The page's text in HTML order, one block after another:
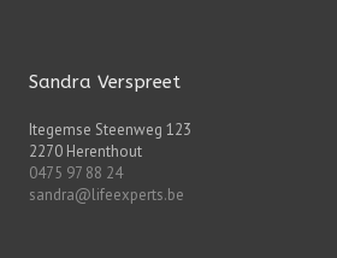
Sandra Verspreet
Itegemse Steenweg 123
2270 Herenthout
0475 97 88 24
sandra@lifeexperts.be